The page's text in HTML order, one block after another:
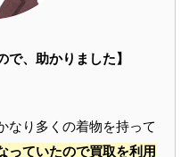
で、助かりました】
なり多くの着物を持って
っていたので買取を利用